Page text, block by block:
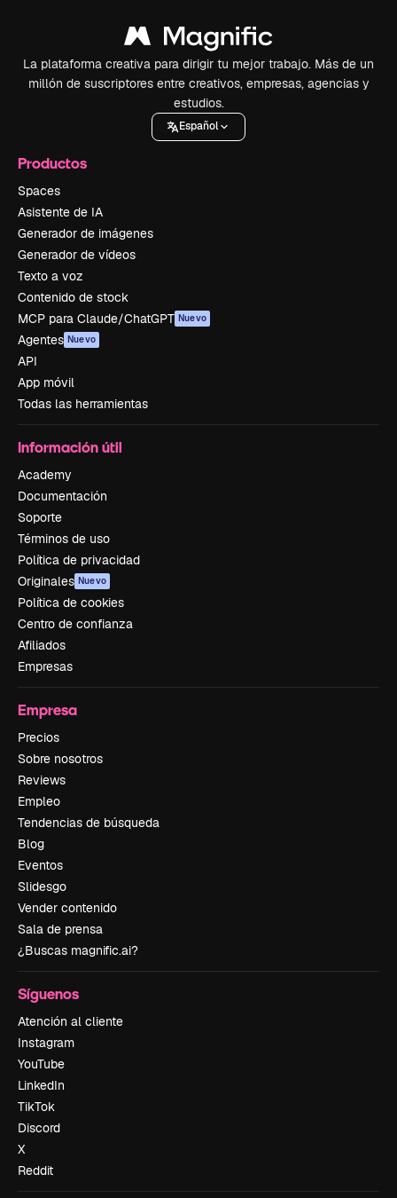
La plataforma creativa para dirigir tu mejor trabajo. Más de un
millón de suscriptores entre creativos, empresas, agencias y
estudios.
Español
Productos
Spaces
Asistente de IA
Generador de imágenes
Generador de vídeos
Texto a voz
Contenido de stock
MCP para Claude/ChatGPT Nuevo
Agentes Nuevo
API
App móvil
Todas las herramientas
Información útil
Academy
Documentación
Soporte
Términos de uso
Política de privacidad
Originales Nuevo
Política de cookies
Centro de confianza
Afiliados
Empresas
Empresa
Precios
Sobre nosotros
Reviews
Empleo
Tendencias de búsqueda
Blog
Eventos
Slidesgo
Vender contenido
Sala de prensa
¿Buscas magnific.ai?
Síguenos
Atención al cliente
Instagram
YouTube
LinkedIn
TikTok
Discord
X
Reddit